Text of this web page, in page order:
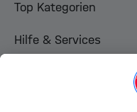
Top Kategorien
Hilfe & Services